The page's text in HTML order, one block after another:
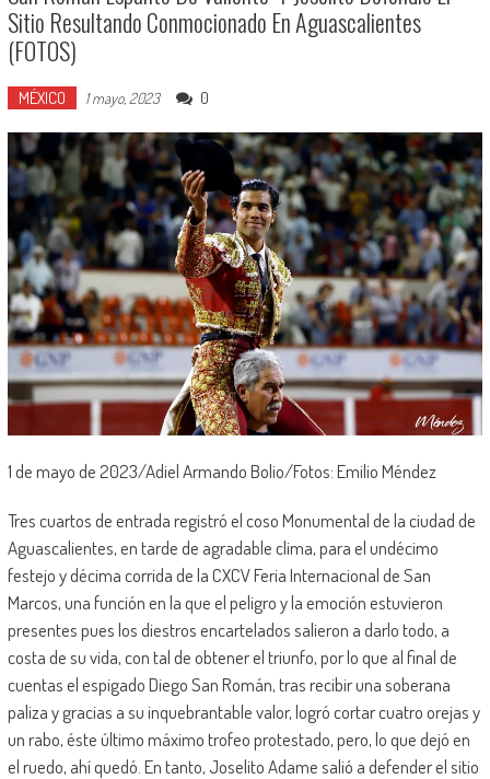
Sitio Resultando Conmocionado En Aguascalientes
(FOTOS)
MÉXICO 1 mayo, 2023 0
1 de mayo de 2023/Adiel Armando Bolio/Fotos: Emilio Méndez
Tres cuartos de entrada registró el coso Monumental de la ciudad de
Aguascalientes, en tarde de agradable clima, para el undécimo
festejo y décima corrida de la CXCV Feria Internacional de San
Marcos, una función en la que el peligro y la emoción estuvieron
presentes pues los diestros encartelados salieron a darlo todo, a
costa de su vida, con tal de obtener el triunfo, por lo que al final de
cuentas el espigado Diego San Román, tras recibir una soberana
paliza y gracias a su inquebrantable valor, logró cortar cuatro orejas y
un rabo, éste último máximo trofeo protestado, pero, lo que dejó en
el ruedo, ahí quedó. En tanto, Joselito Adame salió a defender el sitio